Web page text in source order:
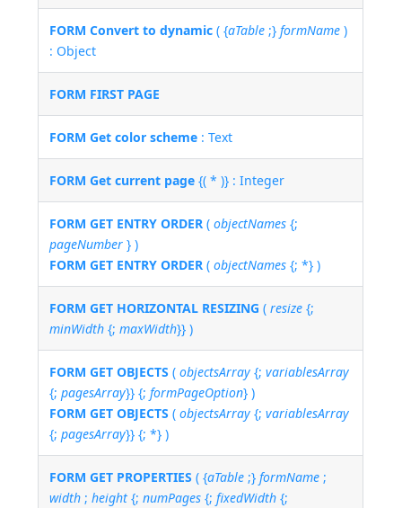
FORM Convert to dynamic ( {aTable ;}formName )
: Object
FORM FIRST PAGE
FORM Get color scheme : Text
FORM Get current page {( * )} : Integer
FORM GET ENTRY ORDER (objectNames {;
pageNumber } )
FORM GET ENTRY ORDER (objectNames {; *} )
FORM GET HORIZONTAL RESIZING (resize {;
minWidth {;maxWidth}} )
FORM GET OBJECTS (objectsArray {;variablesArray
{;pagesArray}} {;formPageOption} )
FORM GET OBJECTS (objectsArray {;variablesArray
{;pagesArray}} {; *} )
FORM GET PROPERTIES ( {aTable ;}formName ;
width ;height {;numPages {;fixedWidth {;